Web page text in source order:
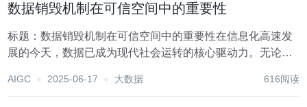
数据销毁机制在可信空间中的重要性
标题：数据销毁机制在可信空间中的重要性在信息化高速发
展的今天，数据已成为现代社会运转的核心驱动力。无论是
字存储与处理。然而，数据的广泛使用和存储也带来了前所
AIGC 2025-06-17 大数据 616阅读